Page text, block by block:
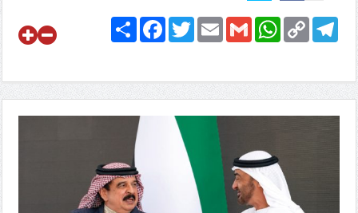
ShareFacebookTwitterEmailGmail
WhatsApp Copy
Link
Telegram